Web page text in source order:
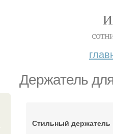
Держатель
Стильный держатель